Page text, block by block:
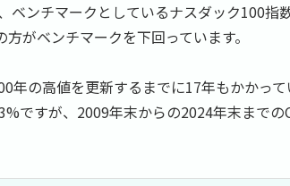
ベンチマークとしているナスダック100指
がベンチマークを下回っています。
年の高値を更新するまでに17年もかかっ
ですが、2009年末からの2024年末までの